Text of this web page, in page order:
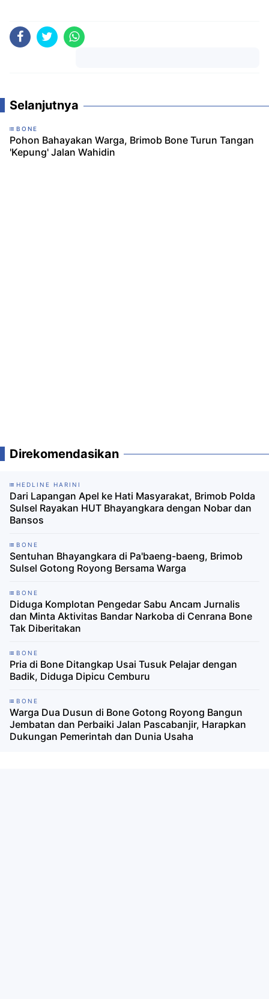
Selanjutnya
BONE
Pohon Bahayakan Warga, Brimob Bone Turun Tangan
'Kepung' Jalan Wahidin
Direkomendasikan
HEDLINE HARINI
Dari Lapangan Apel ke Hati Masyarakat, Brimob Polda
Sulsel Rayakan HUT Bhayangkara dengan Nobar dan
Bansos
BONE
Sentuhan Bhayangkara di Pa'baeng-baeng, Brimob
Sulsel Gotong Royong Bersama Warga
BONE
Diduga Komplotan Pengedar Sabu Ancam Jurnalis
dan Minta Aktivitas Bandar Narkoba di Cenrana Bone
Tak Diberitakan
BONE
Pria di Bone Ditangkap Usai Tusuk Pelajar dengan
Badik, Diduga Dipicu Cemburu
BONE
Warga Dua Dusun di Bone Gotong Royong Bangun
Jembatan dan Perbaiki Jalan Pascabanjir, Harapkan
Dukungan Pemerintah dan Dunia Usaha